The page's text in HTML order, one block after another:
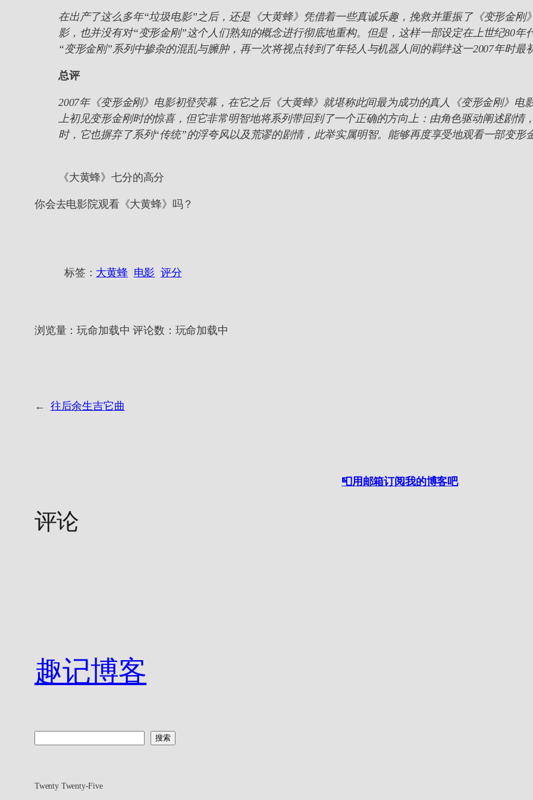
在出产了这么多年“垃圾电影”之后，还是《大黄蜂》凭借着一些真诚乐趣，挽救并重振了《变形金刚
影，也并没有对“变形金刚”这个人们熟知的概念进行彻底地重构。但是，这样一部设定在上世纪80
“变形金刚”系列中掺杂的混乱与臃肿，再一次将视点转到了年轻人与机器人间的羁绊这一2007年时最
总评
2007年《变形金刚》电影初登荧幕，在它之后《大黄蜂》就堪称此间最为成功的真人《变形金刚》电
上初见变形金刚时的惊喜，但它非常明智地将系列带回到了一个正确的方向上：由角色驱动阐述剧情
时，它也摒弃了系列“传统”的浮夸风以及荒谬的剧情，此举实属明智。能够再度享受地观看一部变形
《大黄蜂》七分的高分
你会去电影院观看《大黄蜂》吗？
标签： 大黄蜂 电影 评分
浏览量：玩命加载中 评论数： 玩命加载中
← 往后余生吉它曲
📮用邮箱订阅我的博客吧
评论
趣记博客
搜索
Twenty Twenty-Five